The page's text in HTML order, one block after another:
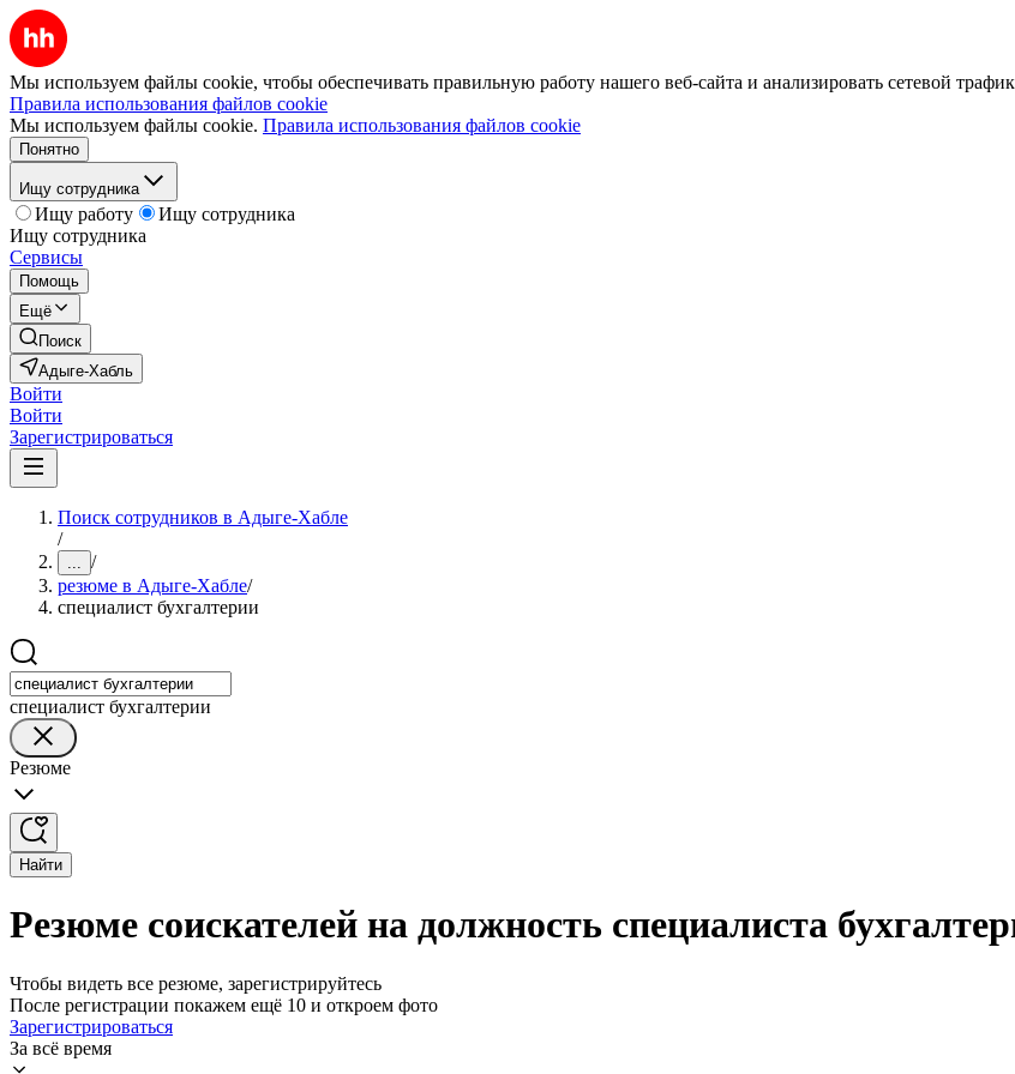
Мы используем файлы cookie, чтобы обеспечивать правильную работу нашего веб-сайта и анализировать сетевой
Правила использования файлов cookie
Мы используем файлы cookie. Правила использования файлов cookie
Понятно
Ищу сотрудника
Ищу работу
Ищу сотрудника
Ищу сотрудника
Сервисы
Помощь
Ещё
Поиск
Адыге-Хабль
Войти
Войти
Зарегистрироваться
Поиск сотрудников в Адыге-Хабле
/
... /
резюме в Адыге-Хабле/
специалист бухгалтерии
специалист бухгалтерии
Резюме
Найти
Резюме соискателей на должность специалиста
Чтобы видеть все резюме, зарегистрируйтесь
После регистрации покажем ещё 10 и откроем фото
Зарегистрироваться
За всё время